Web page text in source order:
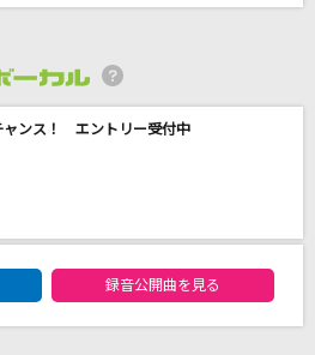
ャンス！ エントリー受付中
カルエントリーランキング
録音公開曲を見る